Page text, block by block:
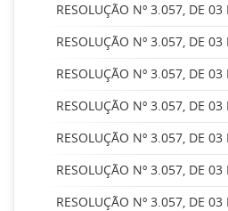
RESOLUÇÃO Nº 3.057, DE
RESOLUÇÃO Nº 3.057, DE
RESOLUÇÃO Nº 3.057, DE
RESOLUÇÃO Nº 3.057, DE
RESOLUÇÃO Nº 3.057, DE
RESOLUÇÃO Nº 3.057, DE
RESOLUÇÃO Nº 3.057, DE